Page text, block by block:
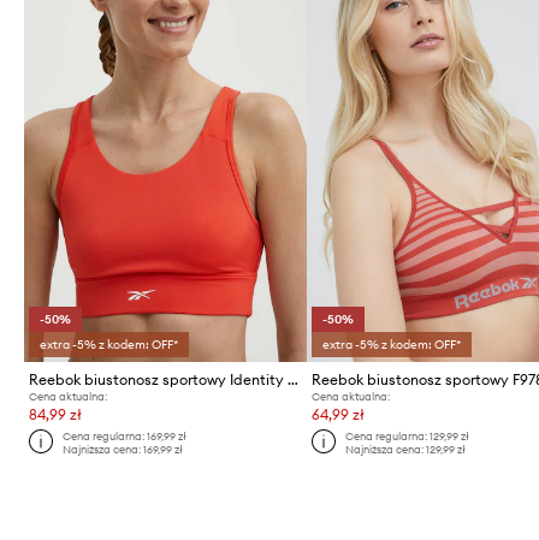
-50%
extra -5% z kodem: OFF*
Reebok biustonosz sportowy Identity Training
Cena aktualna:
84,99 zł
Cena regularna:169,99 zł
Najniższa cena:169,99 zł
-50%
extra -5% z kodem: OFF*
Reebok biustonosz sportowy
Cena aktualna:
64,99 zł
Cena regularna: 129,99 zł
Najniższa cena: 129,99 zł